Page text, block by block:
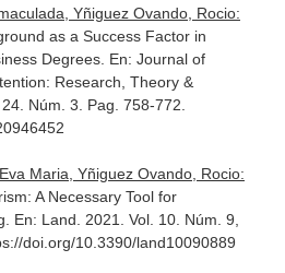
Yñiguez Ovando, Rocio:
as a Success Factor in
Degrees. En: Journal of
Research, Theory &
Núm. 3. Pag. 758-772.
Maria, Yñiguez Ovando, Rocio:
A Necessary Tool for
En: Land . 2021. Vol. 10. Núm. 9,
doi.org/10.3390/land10090889